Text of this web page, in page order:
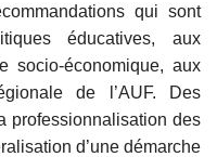
qui sont
éducatives, aux
socio-économique, aux
de l’AUF. Des
professionnalisation des
d’une démarche